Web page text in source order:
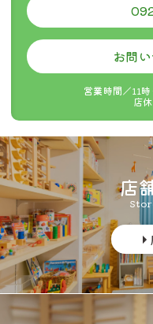
商品ページにクリックポ
が対象です。（対応商品
クリックポスト配送がで
リックポスト配送はでき
代金引き換えはご利用で
当店のシステム上、注文
額処理をします。
郵便受けに投函されます
追跡機能はありますが、
公式には投函から概ね翌
が、4〜5日かかった例も
商品数が多い場合など、
届けできない場合があり
お問
営業時間／11
店
店